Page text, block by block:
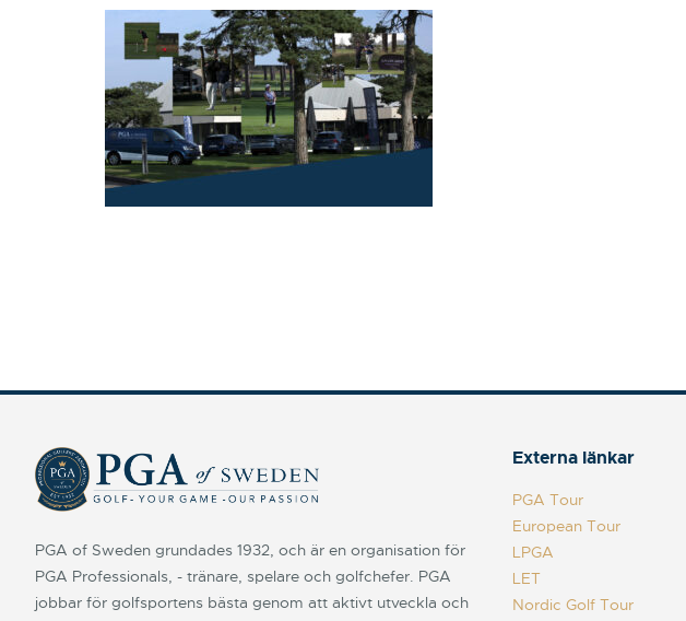
PGA of Sweden grundades 1932, och är en organisation för
PGA Professionals, - tränare, spelare och golfchefer. PGA
jobbar för golfsportens bästa genom att aktivt utveckla och
Externa länkar
PGA Tour
European Tour
LPGA
LET
Nordic Golf Tour